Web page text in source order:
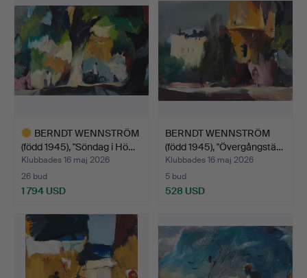
BERNDT WENNSTRÖM
(född 1945), "Söndag i Hö…
Klubbades 16 maj 2026
26 bud
1 794 USD
föremål
BERNDT WENNSTRÖM
(född 1945), "Övergångstä…
Klubbades 16 maj 2026
5 bud
528 USD